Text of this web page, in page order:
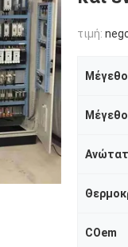
τιμή:
COem